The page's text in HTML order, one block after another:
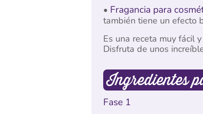
• Fragancia para
también tiene un efecto
Es una receta muy fácil
Disfruta de unos
Ingredientes
Fase 1